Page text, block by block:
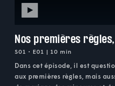
Nos premières
S01 • E01 | 10 min
Dans cet épisode, il est
aux premières règles, mais